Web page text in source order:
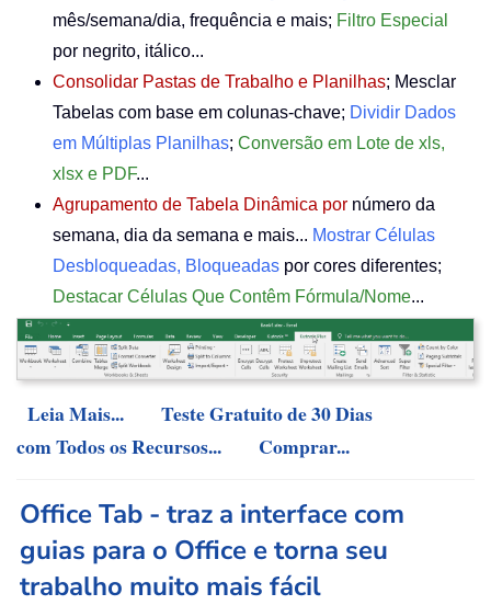
mês/semana/dia, frequência e mais; Filtro Especial
por negrito, itálico...
Consolidar Pastas de Trabalho e Planilhas; Mesclar
Tabelas com base em colunas-chave; Dividir Dados
em Múltiplas Planilhas; Conversão em Lote de xls,
xlsx e PDF...
Agrupamento de Tabela Dinâmica por número da
semana, dia da semana e mais... Mostrar Células
Desbloqueadas, Bloqueadas por cores diferentes;
Destacar Células Que Contêm Fórmula/Nome...
Leia Mais...
Teste Gratuito de 30 Dias
com Todos os Recursos...
Comprar...
Office Tab - traz a interface com
guias para o Office e torna seu
trabalho muito mais fácil